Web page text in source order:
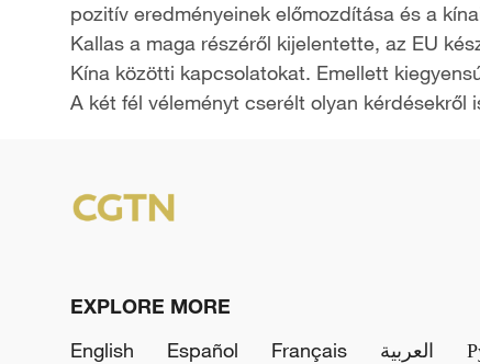
pozitív eredményeinek előmozdítása és a
Kallas a maga részéről kijelentette, az EU
Kína közötti kapcsolatokat. Emellett
A két fél véleményt cserélt olyan kérdésekről
EXPLORE MORE
English
Español Français العربية